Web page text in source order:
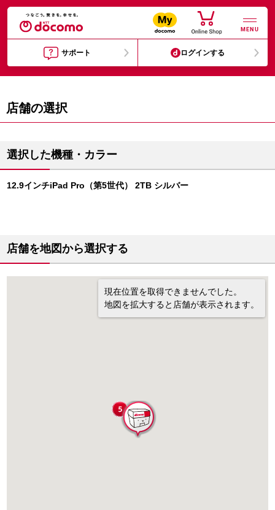
MENU
サポート ログインする
店舗の選択
選択した機種・カラー
12.9インチiPad Pro（第5世代） 2TB シルバー
店舗を地図から選択する
現在位置を取得できませんでした。
地図を拡大すると店舗が表示されます。